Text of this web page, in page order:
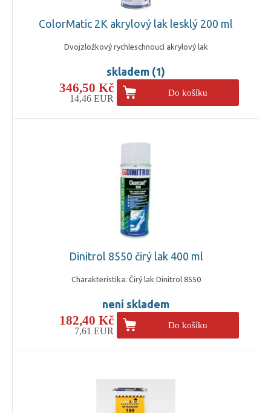
ColorMatic 2K akrylový lak lesklý 200 ml
Dvojzložkový rychleschnoucí akrylový lak
skladem (1)
346,50 Kč
14,46 EUR
Do košíku
Dinitrol 8550 čirý lak 400 ml
Charakteristika: Čirý lak Dinitrol 8550
není skladem
182,40 Kč
7,61 EUR
Do košíku